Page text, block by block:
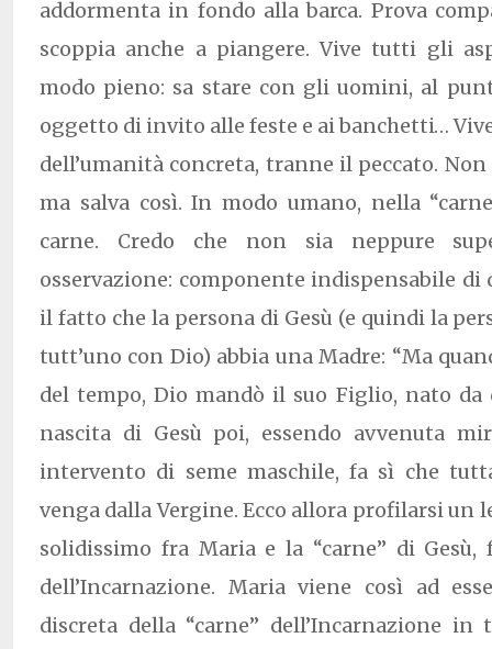
addormenta in fondo alla barca. Prova
scoppia anche a piangere. Vive tutti gli
modo pieno: sa stare con gli uomini, al
oggetto di invito alle feste e ai banchetti…
dell’umanità concreta, tranne il peccato.
ma salva così. In modo umano, nella
carne. Credo che non sia neppure
osservazione: componente indispensabile di
il fatto che la persona di Gesù (e quindi la
tutt’uno con Dio) abbia una Madre: “Ma
del tempo, Dio mandò il suo Figlio, nato da
nascita di Gesù poi, essendo avvenuta
intervento di seme maschile, fa sì che
venga dalla Vergine. Ecco allora profilarsi un
solidissimo fra Maria e la “carne” di
dell’Incarnazione. Maria viene così ad
discreta della “carne” dell’Incarnazione